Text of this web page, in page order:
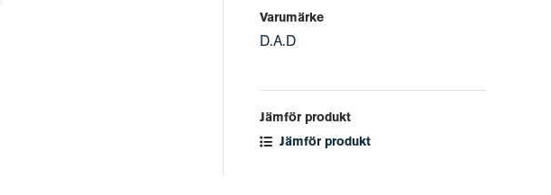
Varumärke
D.A.D
Jämför produkt
Jämför produkt